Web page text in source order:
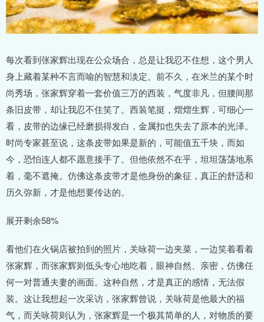
每次看到张家辉出现在公众场合，总是让我忍不住想，这个男人
身上藏着某种不言而喻的智慧和淡定。前不久，在米兰的某个时
尚秀场，张家辉穿着一套价值三万的西装，气度非凡，但腰间那
条旧皮带，却让我忍不住笑了。西装笔挺，熠熠生辉，可细心一
看，皮带的边缘已经磨损得发白，金属扣也失去了原本的光泽。
时尚专家甚至说，这条皮带如果是新的，可能值五千块，而如
今，恐怕连人都不愿意接手了。但他依然不在乎，坦坦荡荡地系
着，毫不遮掩。仿佛这条皮带才是他身份的象征，真正的舒适和
历久弥新，才是他想要传达的。
展开剩余58%
看他们在火锅店被拍到的照片，关咏荷一边夹菜，一边笑着看着
张家辉，而张家辉则低头专心地吃着，眼神自然、亲密，仿佛任
何一对普通夫妻的画面。这种自然，才是真正的感情，无法假
装。这让我想起一次采访，张家辉曾说，关咏荷是他最大的福
气，而关咏荷则认为，张家辉是一个极其简单的人，对物质的要